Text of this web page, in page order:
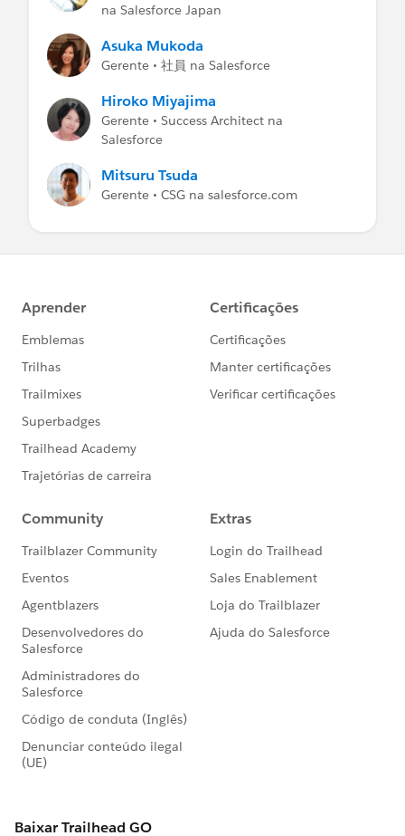
na Salesforce Japan
Asuka Mukoda
Gerente • 社員 na Salesforce
Hiroko Miyajima
Gerente • Success Architect na
Salesforce
Mitsuru Tsuda
Gerente • CSG na salesforce.com